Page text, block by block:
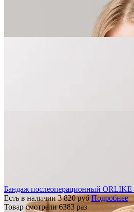
Бандаж послеоперационный ORLIKE
Есть в наличии 3 820руб Подробнее
Товар смотрели 6383 раз